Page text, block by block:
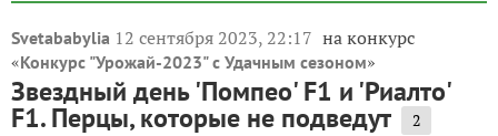
Svetababylia 12 сентября 2023, 22:17 на конкурс
«Конкурс "Урожай-2023" с Удачным сезоном»
Звездный день 'Помпео' F1 и 'Риалто'
F1. Перцы, которые не подведут 2